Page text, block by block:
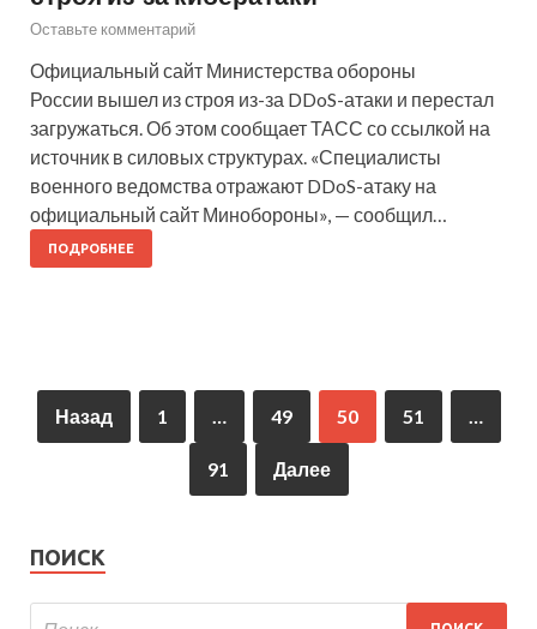
Оставьте комментарий
Официальный сайт Министерства обороны
России вышел из строя из-за DDoS-атаки и перестал
загружаться. Об этом сообщает ТАСС со ссылкой на
источник в силовых структурах. «Специалисты
военного ведомства отражают DDoS-атаку на
официальный сайт Минобороны», — сообщил…
ПОДРОБНЕЕ
Назад 1 49 50 51
91 Далее
ПОИСК